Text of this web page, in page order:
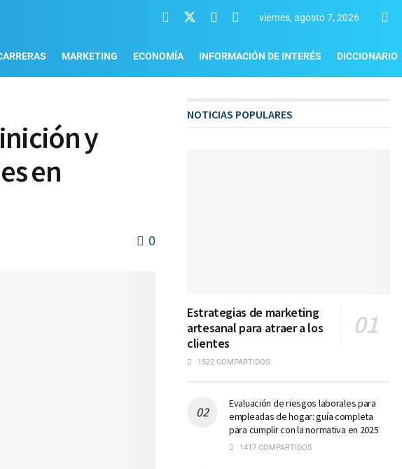
viernes, agosto 7, 2026
MARKETING ECONOMÍA INFORMACIÓN DE INTERÉS DICCIONARIO
y
en
0
NOTICIAS POPULARES
Estrategias de marketing
artesanal para atraer a los
clientes
1522 COMPARTIDOS
Evaluación de riesgos laborales para
empleadas de hogar: guía completa
para cumplir con la normativa en 2025
1417 COMPARTIDOS